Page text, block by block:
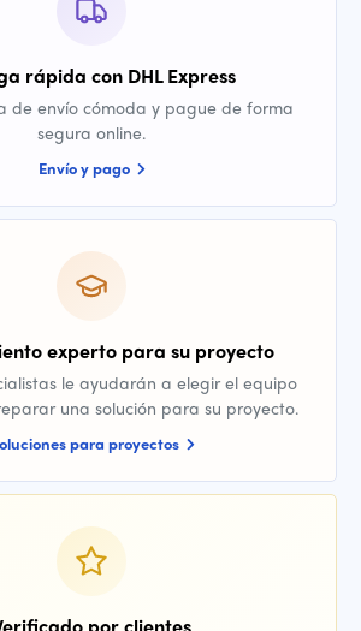
rápida con DHL Express
de envío cómoda y pague de forma
segura online.
Envío y pago
experto para su proyecto
le ayudarán a elegir el equipo
una solución para su proyecto.
para proyectos